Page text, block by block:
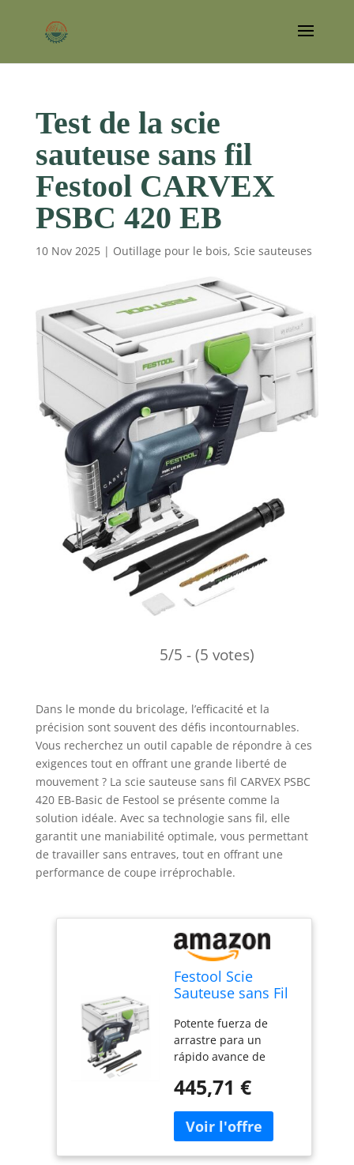
Test de la scie
sauteuse sans fil
Festool CARVEX
PSBC 420 EB
10 Nov 2025| Outillage pour le bois, Scie sauteuses
5/5 - (5 votes)
Dans le monde du bricolage, l’efficacité et la
précision sont souvent des défis incontournables.
Vous recherchez un outil capable de répondre à ces
exigences tout en offrant une grande liberté de
mouvement ? La scie sauteuse sans fil CARVEX PSBC
420 EB-Basic de Festool se présente comme la
solution idéale. Avec sa technologie sans fil, elle
garantit une maniabilité optimale, vous permettant
de travailler sans entraves, tout en offrant une
performance de coupe irréprochable.
Festool Scie
Sauteuse sans Fil
EB - Basic
Potente fuerza de
arrastre para un
rápido avance de
y sin herramientas de:
rodadura y hojas de
serrar Interruptor
apagado/encendido a
445,71 €